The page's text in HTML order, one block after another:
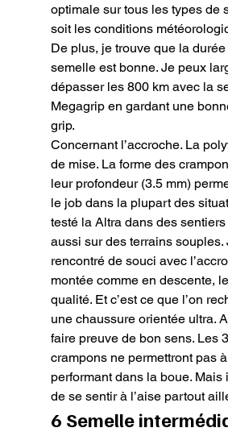
optimale sur tous les types de
soit les conditions
De plus, je trouve que la
semelle est bonne. Je peux
dépasser les 800 km avec la
Megagrip en gardant une
grip.
Concernant l’accroche. La
de mise. La forme des
leur profondeur (3.5 mm)
le job dans la plupart des
testé la Altra dans des
aussi sur des terrains souples.
rencontré de souci avec
montée comme en descente,
qualité. Et c’est ce que l’on
une chaussure orientée ultra.
faire preuve de bon sens. Les
crampons ne permettront pas
performant dans la boue. Mais
de se sentir à l’aise partout
6 Semelle